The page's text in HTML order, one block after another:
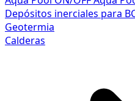
Depósitos inerciales para
Geotermia
Calderas